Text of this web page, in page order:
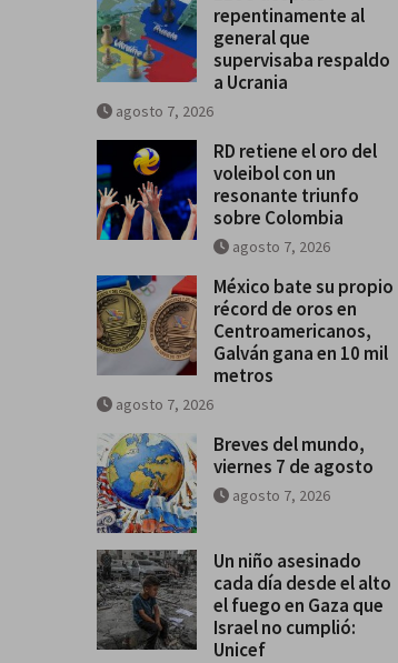
repentinamente al
general que
supervisaba respaldo
a Ucrania
agosto 7, 2026
RD retiene el oro del
voleibol con un
resonante triunfo
sobre Colombia
agosto 7, 2026
México bate su propio
récord de oros en
Centroamericanos,
Galván gana en 10 mil
metros
agosto 7, 2026
Breves del mundo,
viernes 7 de agosto
agosto 7, 2026
Un niño asesinado
cada día desde el alto
el fuego en Gaza que
Israel no cumplió:
Unicef